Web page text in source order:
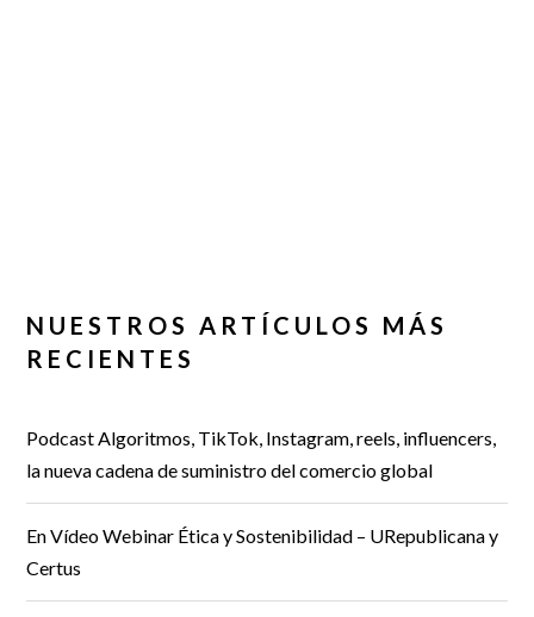
NUESTROS ARTÍCULOS MÁS
RECIENTES
Podcast Algoritmos, TikTok, Instagram, reels, influencers,
la nueva cadena de suministro del comercio global
En Vídeo Webinar Ética y Sostenibilidad – URepublicana y
Certus